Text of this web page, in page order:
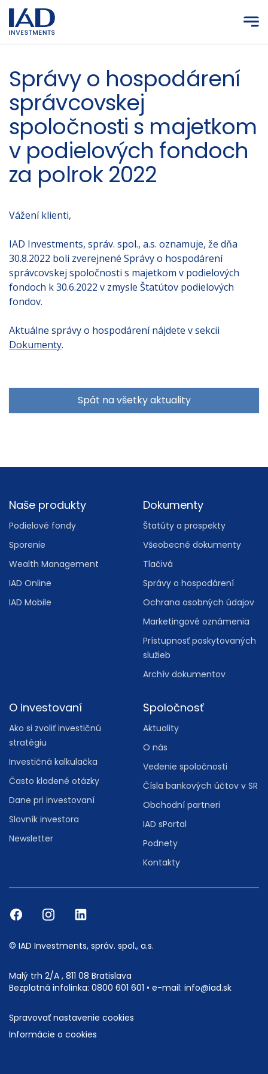
Prejsť na hlavný obsah
Správy o hospodárení
správcovskej
spoločnosti s majetkom
v podielových fondoch
za polrok 2022
Vážení klienti,
IAD Investments, správ. spol., a.s. oznamuje, že dňa
30.8.2022 boli zverejnené Správy o hospodárení
správcovskej spoločnosti s majetkom v podielových
fondoch k 30.6.2022 v zmysle Štatútov podielových
fondov.
Aktuálne správy o hospodárení nájdete v sekcii
Dokumenty.
Spät na všetky aktuality
Footer
Naše produkty
Podielové fondy
Sporenie
Wealth Management
IAD Online
IAD Mobile
Dokumenty
Štatúty a prospekty
Všeobecné dokumenty
Tlačivá
Správy o hospodárení
Ochrana osobných údajov
Marketingové oznámenia
Prístupnosť poskytovaných
služieb
Archív dokumentov
O investovaní
Ako si zvoliť investičnú
stratégiu
Investičná kalkulačka
Často kladené otázky
Dane pri investovaní
Slovník investora
Newsletter
Spoločnosť
Aktuality
O nás
Vedenie spoločnosti
Čísla bankových účtov v SR
Obchodní partneri
IAD sPortal
Podnety
Kontakty
© IAD Investments, správ. spol., a.s.
Malý trh 2/A , 811 08 Bratislava
Bezplatná infolinka: 0800 601 601 • e-mail: info@iad.sk
Spravovať nastavenie cookies
Informácie o cookies